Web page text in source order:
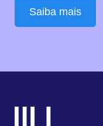
Saiba mais